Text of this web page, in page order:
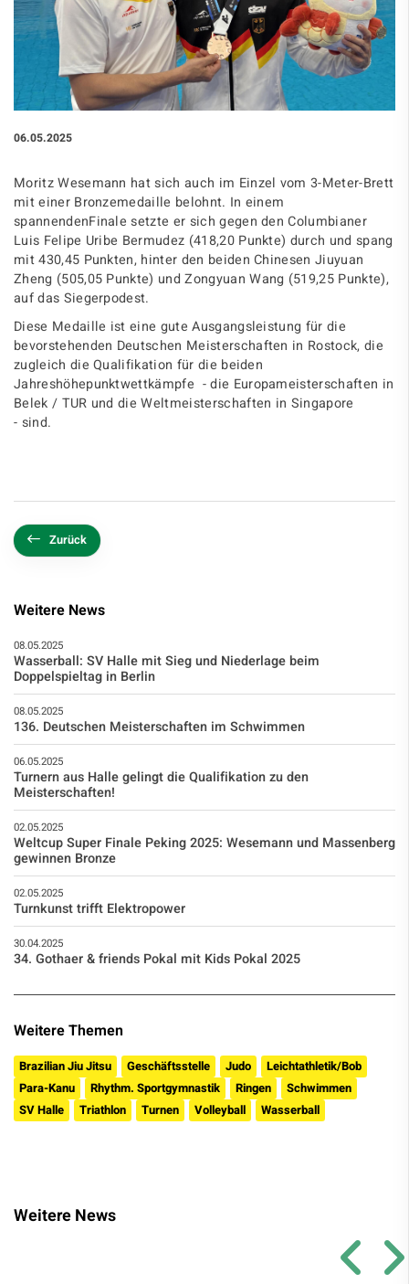
06.05.2025
Moritz Wesemann hat sich auch im Einzel vom 3-Meter-Brett
mit einer Bronzemedaille belohnt. In einem
spannendenFinale setzte er sich gegen den Columbianer
Luis Felipe Uribe Bermudez (418,20 Punkte) durch und spang
mit 430,45 Punkten, hinter den beiden Chinesen Jiuyuan
Zheng (505,05 Punkte) und Zongyuan Wang (519,25 Punkte),
auf das Siegerpodest.
Diese Medaille ist eine gute Ausgangsleistung für die
bevorstehenden Deutschen Meisterschaften in Rostock, die
zugleich die Qualifikation für die beiden
Jahreshöhepunktwettkämpfe - die Europameisterschaften in
Belek / TUR und die Weltmeisterschaften in Singapore
- sind.
Zurück
Weitere News
08.05.2025
Wasserball: SV Halle mit Sieg und Niederlage beim
Doppelspieltag in Berlin
08.05.2025
136. Deutschen Meisterschaften im Schwimmen
06.05.2025
Turnern aus Halle gelingt die Qualifikation zu den
Meisterschaften!
02.05.2025
Weltcup Super Finale Peking 2025: Wesemann und Massenberg
gewinnen Bronze
02.05.2025
Turnkunst trifft Elektropower
30.04.2025
34. Gothaer & friends Pokal mit Kids Pokal 2025
Weitere Themen
Brazilian Jiu Jitsu Geschäftsstelle Judo
Leichtathletik/Bob
Para-Kanu
Rhythm. Sportgymnastik Ringen
Schwimmen
SV Halle
Triathlon Turnen Volleyball Wasserball
Weitere News